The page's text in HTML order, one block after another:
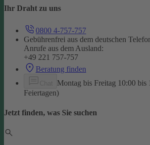
Ihr Draht zu uns
0800 4-757-757
Gebührenfrei aus dem deutschen
Anrufe aus dem Ausland:
+49 221 757-757
Beratung finden
Montag bis Freitag 10:00 bis
Feiertagen)
Jetzt finden, was Sie suchen